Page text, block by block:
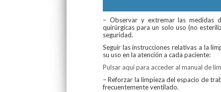
– Observar y extremar las medidas
quirúrgicas para un solo uso (no
seguridad.
Seguir las instrucciones relativas a la
su uso en la atención a cada paciente:
Pulsar aquí para acceder al manual de
– Reforzar la limpieza del espacio de
frecuentemente ventilado.